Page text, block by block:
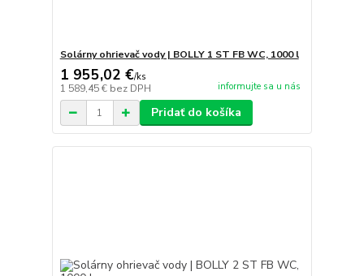
Solárny ohrievač vody | BOLLY 1 ST FB WC, 1000 l
1 955,02 €/ks
1 589,45 € bez DPH informujte sa u nás
Pridať do košíka